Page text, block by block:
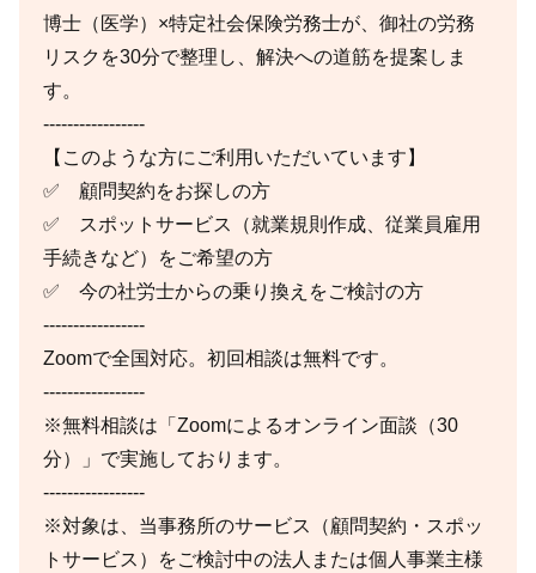
博士（医学）×特定社会保険労務士が、御社の労務
リスクを30分で整理し、解決への道筋を提案しま
す。
-----------------
【このような方にご利用いただいています】
✅ 顧問契約をお探しの方
✅ スポットサービス（就業規則作成、従業員雇用
手続きなど）をご希望の方
✅ 今の社労士からの乗り換えをご検討の方
-----------------
Zoomで全国対応。初回相談は無料です。
-----------------
※無料相談は「Zoomによるオンライン面談（30
分）」で実施しております。
-----------------
※対象は、当事務所のサービス（顧問契約・スポッ
トサービス）をご検討中の法人または個人事業主様